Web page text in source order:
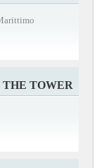
TOWER